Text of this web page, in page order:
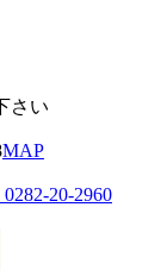
さい
MAP